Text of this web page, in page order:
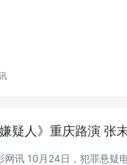
嫌疑人》重庆路演 张
网讯 10月24日，犯罪悬疑